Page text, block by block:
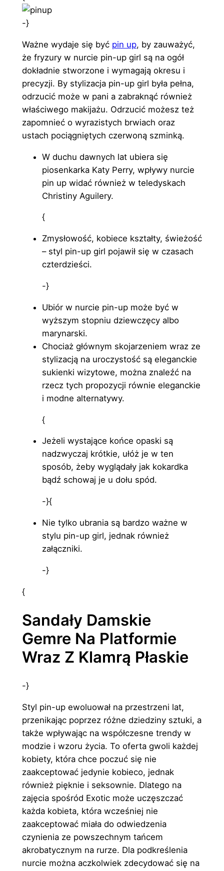
-}
Ważne wydaje się być pin up, by zauważyć,
że fryzury w nurcie pin-up girl są na ogół
dokładnie stworzone i wymagają okresu i
precyzji. By stylizacja pin-up girl była pełna,
odrzucić może w pani a zabraknąć również
właściwego makijażu. Odrzucić możesz też
zapomnieć o wyrazistych brwiach oraz
ustach pociągniętych czerwoną szminką.
W duchu dawnych lat ubiera się
piosenkarka Katy Perry, wpływy nurcie
pin up widać również w teledyskach
Christiny Aguilery.
{
Zmysłowość, kobiece kształty, świeżość
– styl pin-up girl pojawił się w czasach
czterdzieści.
-}
Ubiór w nurcie pin-up może być w
wyższym stopniu dziewczęcy albo
marynarski.
Chociaż głównym skojarzeniem wraz ze
stylizacją na uroczystość są eleganckie
sukienki wizytowe, można znaleźć na
rzecz tych propozycji równie eleganckie
i modne alternatywy.
{
Jeżeli wystające końce opaski są
nadzwyczaj krótkie, ułóż je w ten
sposób, żeby wyglądały jak kokardka
bądź schowaj je u dołu spód.
-}{
Nie tylko ubrania są bardzo ważne w
stylu pin-up girl, jednak również
załączniki.
-}
{
Sandały Damskie
Gemre Na Platformie
Wraz Z Klamrą Płaskie
-}
Styl pin-up ewoluował na przestrzeni lat,
przenikając poprzez różne dziedziny sztuki, a
także wpływając na współczesne trendy w
modzie i wzoru życia. To oferta gwoli każdej
kobiety, która chce poczuć się nie
zaakceptować jedynie kobieco, jednak
również pięknie i seksownie. Dlatego na
zajęcia spośród Exotic może uczęszczać
każda kobieta, która wcześniej nie
zaakceptować miała do odwiedzenia
czynienia ze powszechnym tańcem
akrobatycznym na rurze. Dla podkreślenia
nurcie można aczkolwiek zdecydować się na